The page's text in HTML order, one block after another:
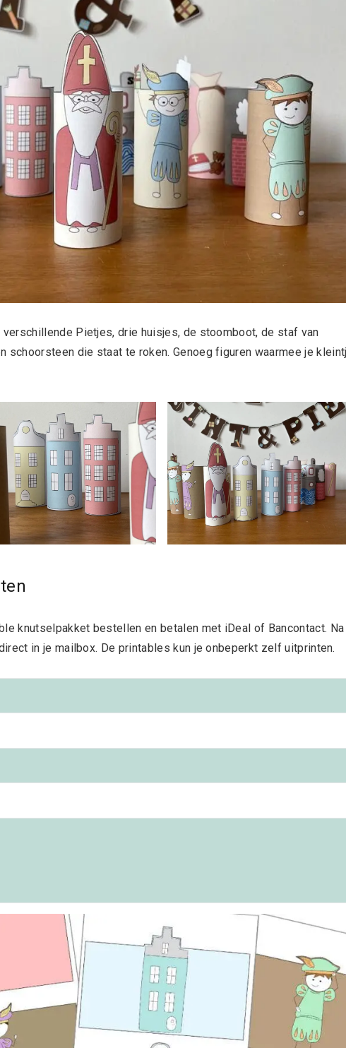
Pietjes, drie huisjes, de stoomboot, de staf van
schoorsteen die staat te roken. Genoeg figuren waarmee je
knutselpakket bestellen en betalen met iDeal of Bancontact. Na
in je mailbox. De printables kun je onbeperkt zelf uitprinten.